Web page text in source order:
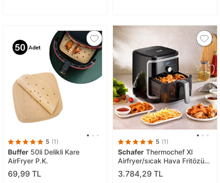
5 (1)
Buffer 50li Delikli Kare
AirFryer P.K.
69,99 TL
5 (1)
Schafer Thermochef Xl
Airfryer/sıcak Hava Fritözü-
siyah
3.784,29 TL